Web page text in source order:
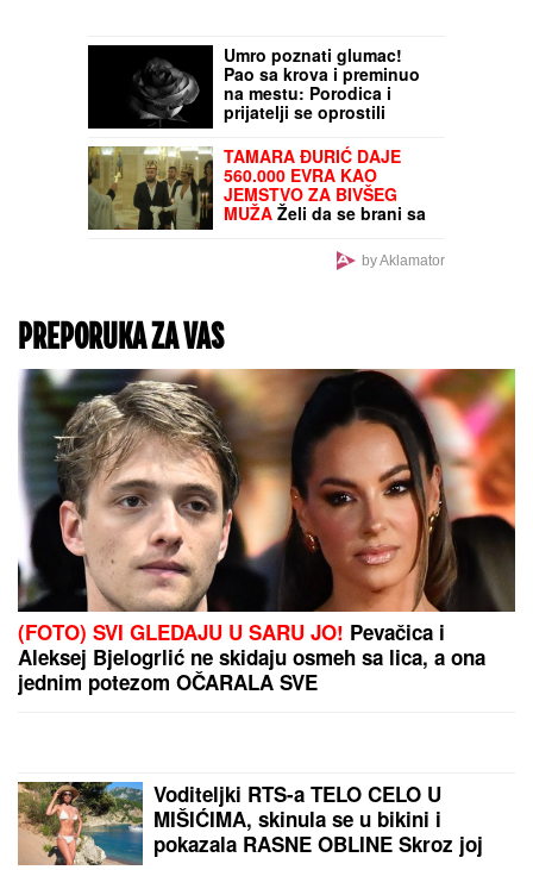
nakon tri porođaja
odlučila na hirurški
zahvat: "To mi je jedna
od najboljih odluka"
SVE JE GOTOVO:Veliko
pojačanje stiže iz Real
Madrida u Crvenu zvezdu
Umro poznati glumac!